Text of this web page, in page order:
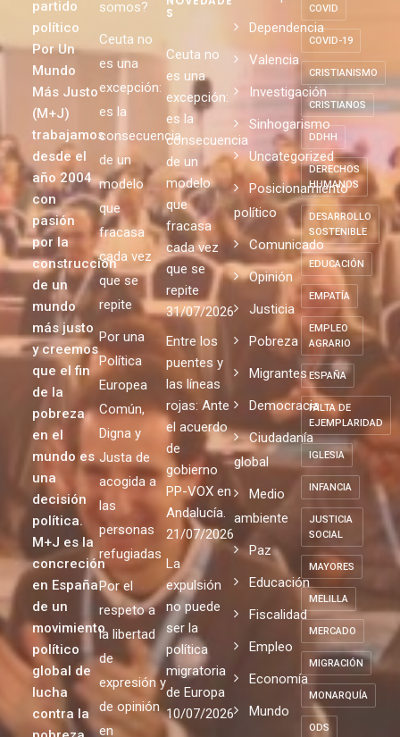
partido
político
Por Un
Mundo
Más Justo
(M+J)
trabajamos
desde el
año 2004
con
pasión
por la
construcción
de un
mundo
más justo
y creemos
que el fin
de la
pobreza
en el
mundo es
una
decisión
política.
M+J es la
concreción
en España
de un
movimiento
político
global de
lucha
contra la
somos?
Ceuta no
es una
excepción:
es la
consecuencia
de un
modelo
que
fracasa
cada vez
que se
repite
Por una
Política
Europea
Común,
Digna y
Justa de
acogida a
las
personas
refugiadas
Por el
respeto a
la libertad
de
expresión y
de opinión
en
S
Ceuta no
es una
excepción:
es la
consecuencia
de un
modelo
que
fracasa
cada vez
que se
repite
31/07/2026
Entre los
puentes y
las líneas
rojas: Ante
el acuerdo
de
gobierno
PP-VOX en
Andalucía.
21/07/2026
La
expulsión
no puede
ser la
política
migratoria
de Europa
10/07/2026
Dependencia
Valencia
Investigación
Sinhogarismo
Uncategorized
Posicionamiento
político
Comunicado
Opinión
Justicia
Pobreza
Migrantes
Democracia
Ciudadanía
global
Medio
ambiente
Paz
Educación
Fiscalidad
Empleo
Economía
Mundo
COVID
COVID-19
CRISTIANISMO
CRISTIANOS
DDHH
DERECHOS
HUMANOS
DESARROLLO
SOSTENIBLE
EDUCACIÓN
EMPATÍA
EMPLEO
AGRARIO
ESPAÑA
FALTA DE
EJEMPLARIDAD
IGLESIA
INFANCIA
JUSTICIA
SOCIAL
MAYORES
MELILLA
MERCADO
MIGRACIÓN
MONARQUÍA
ODS